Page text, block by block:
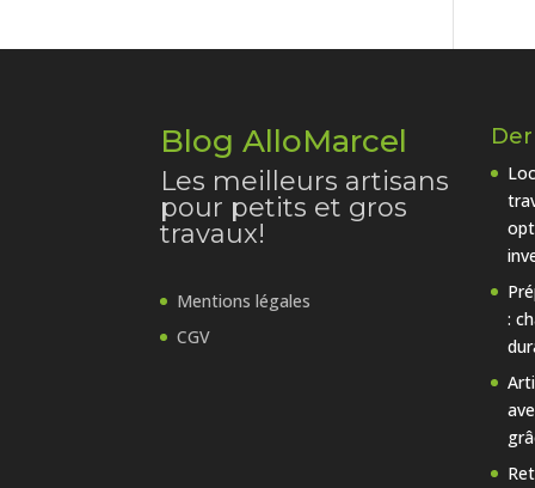
Blog AlloMarcel
Les meilleurs artisans
pour petits et gros
travaux!
Mentions légales
CGV
: